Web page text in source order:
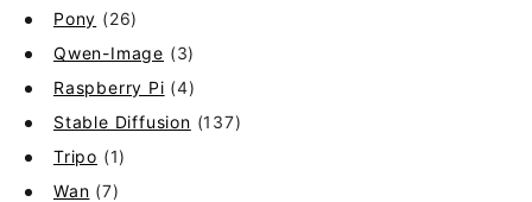
Pony (26)
Qwen-Image (3)
Raspberry Pi (4)
Stable Diffusion (137)
Tripo (1)
Wan (7)